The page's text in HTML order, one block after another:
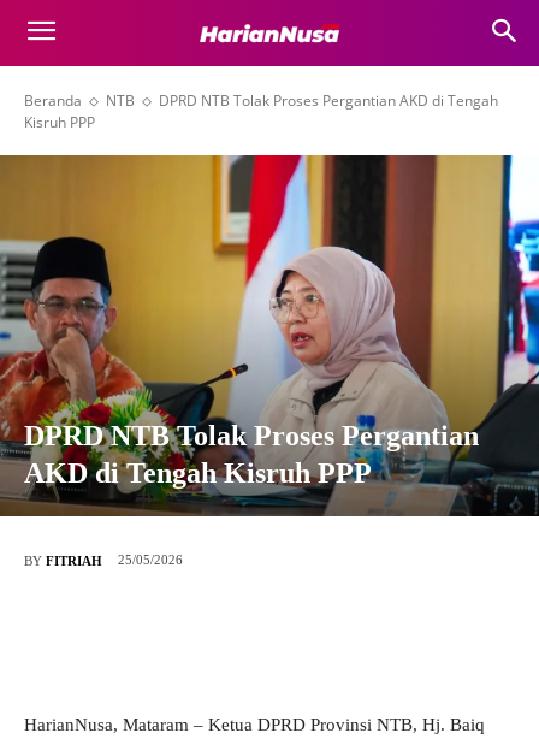
Beranda NTB
DPRD NTB Tolak Proses Pergantian AKD di Tengah
Kisruh PPP
DPRD NTB Tolak Proses Pergantian
AKD di Tengah Kisruh PPP
BY FITRIAH 25/05/2026
HarianNusa, Mataram – Ketua DPRD Provinsi NTB, Hj. Baiq